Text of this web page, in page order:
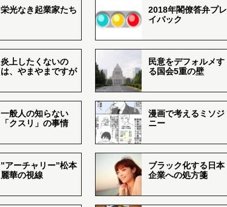
栄光なき起業家たち
2018年閣僚答弁プレ
イバック
炎上したくないの
は、やまやまですが
民意をデフォルメす
る国会5重の壁
一般人の知らない
「クスリ」の事情
漫画で考えるミソジ
ニー
”アーチャリー”松本
麗華の視線
ブラック化する日本
企業への処方箋